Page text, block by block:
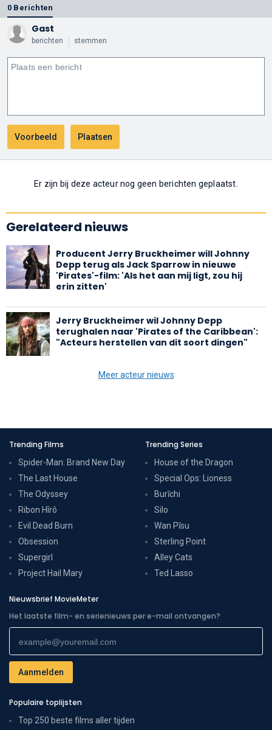
0 Berichten
Gast
berichten stemmen
Er zijn bij deze acteur nog geen berichten geplaatst.
Gerelateerd nieuws
Producent Jerry Bruckheimer will Johnny
Depp terug als Jack Sparrow in nieuwe
'Pirates'-film: 'Als het aan mij ligt, zou hij
erin zitten'
Jerry Bruckheimer wil Johnny Depp
terughalen naar 'Pirates of the Caribbean':
"Acteurs herstellen van dit soort dingen"
Meer acteur nieuws
Trending Films
Spider-Man: Brand New Day
The Last House
The Odyssey
Ribon Hîrô
Evil Dead Burn
Obsession
Supergirl
Project Hail Mary
Trending Series
House of the Dragon
Special Ops: Lioness
Burīchi
Silo
Wan Pīsu
Sterling Point
Alley Cats
Ted Lasso
Nieuwsbrief MovieMeter
Het laatste film- en serienieuws per e-mail ontvangen?
Populaire toplijsten
Top 250 beste films aller tijden